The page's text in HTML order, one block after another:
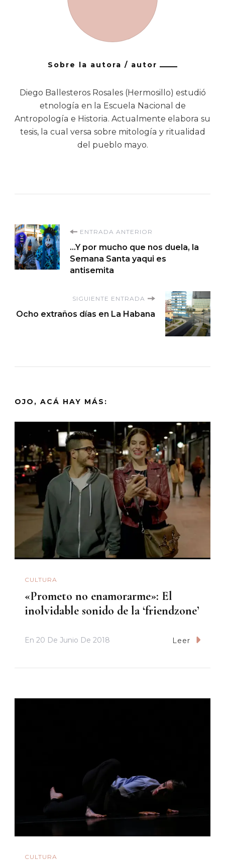
Sobre la autora / autor
Diego Ballesteros Rosales (Hermosillo) estudió
etnología en la Escuela Nacional de
Antropología e Historia. Actualmente elabora su
tesis, la cual versa sobre mitología y ritualidad
del pueblo mayo.
Navegación
de
ENTRADA ANTERIOR
…Y por mucho que nos duela, la
Semana Santa yaqui es
antisemita
SIGUIENTE ENTRADA
Ocho extraños días en La Habana
OJO, ACÁ HAY MÁS:
CULTURA
«Prometo no enamorarme»: El
inolvidable sonido de la ‘friendzone’
En 20 De Junio De 2018 Leer
CULTURA